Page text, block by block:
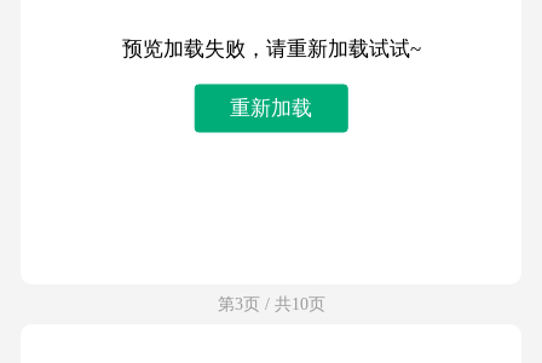
预览加载失败，请重新加载试试~
重新加载
第3页 / 共10页